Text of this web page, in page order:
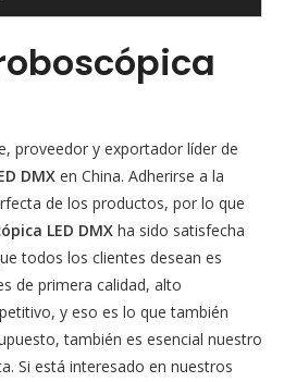
proveedor y exportador líder de
DMX en China. Adherirse a la
de los productos, por lo que
LED DMX ha sido satisfecha
todos los clientes desean es
de primera calidad, alto
y eso es lo que también
también es esencial nuestro
Si está interesado en nuestros